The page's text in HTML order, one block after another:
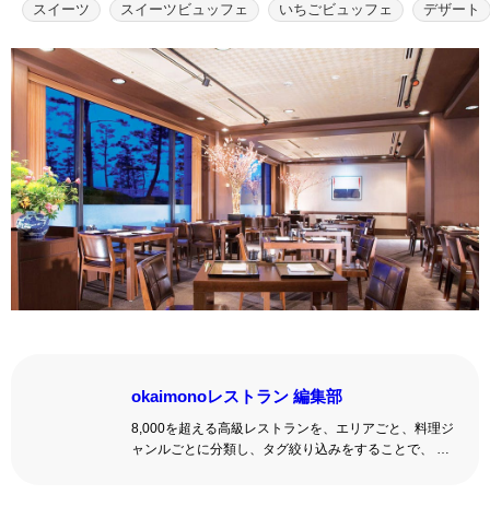
スイーツ スイーツビュッフェ いちごビュッフェ デザート
okaimonoレストラン 編集部
8,000を超える高級レストランを、エリアごと、料理ジ
ャンルごとに分類し、タグ絞り込みをすることで、 い